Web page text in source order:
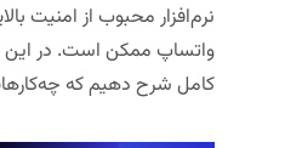
نرم‌افزار محبوب از امنیت
واتساپ ممکن است. در این
کامل شرح دهیم که